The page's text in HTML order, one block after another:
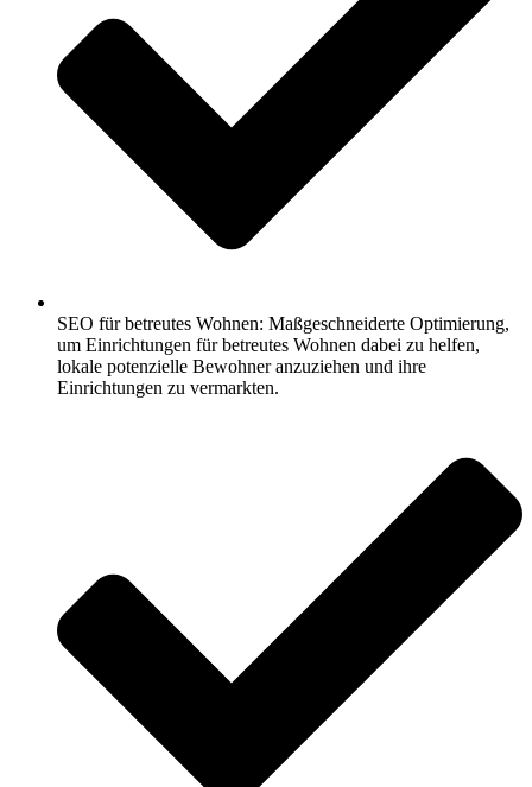
SEO für betreutes Wohnen: Maßgeschneiderte Optimierung,
um Einrichtungen für betreutes Wohnen dabei zu helfen,
lokale potenzielle Bewohner anzuziehen und ihre
Einrichtungen zu vermarkten.